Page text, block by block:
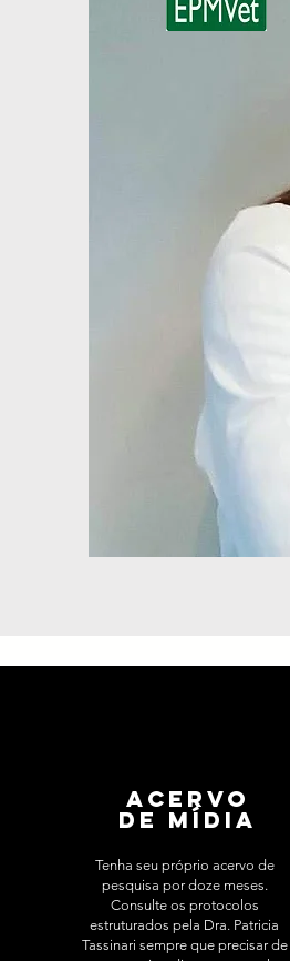
ACERVO
de mídia
Tenha seu próprio acervo de
pesquisa por doze meses.
Consulte os protocolos
estruturados pela Dra. Patricia
Tassinari sempre que precisar de